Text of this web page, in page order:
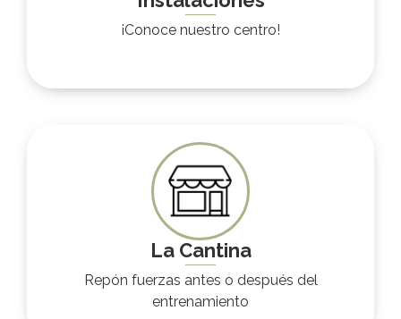
¡Conoce nuestro centro!
La Cantina
Repón fuerzas antes o después del
entrenamiento